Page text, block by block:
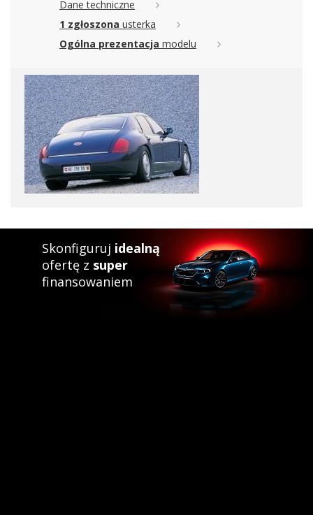
Dane techniczne
1 zgłoszona usterka
Ogólna prezentacja modelu
Skonfiguruj idealną
ofertę z super
finansowaniem